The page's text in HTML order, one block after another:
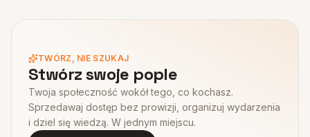
TWÓRZ, NIE SZUKAJ
Stwórz swoje pople
Twoja społeczność wokół tego, co kochasz.
Sprzedawaj dostęp bez prowizji, organizuj wydarzenia
i dziel się wiedzą. W jednym miejscu.